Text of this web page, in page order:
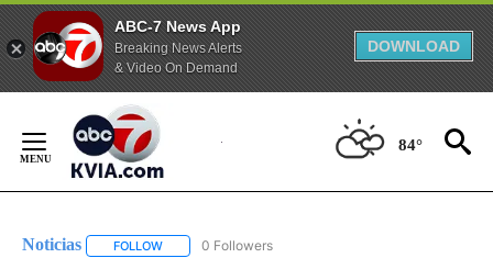
ABC-7 News App
Breaking News Alerts
& Video On Demand
DOWNLOAD
Content
84°
Noticias FOLLOW FOLLOW "NOTICIAS" TO RECEIVE NOTIFICATIONS
0 Followers